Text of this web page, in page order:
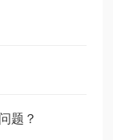
题？